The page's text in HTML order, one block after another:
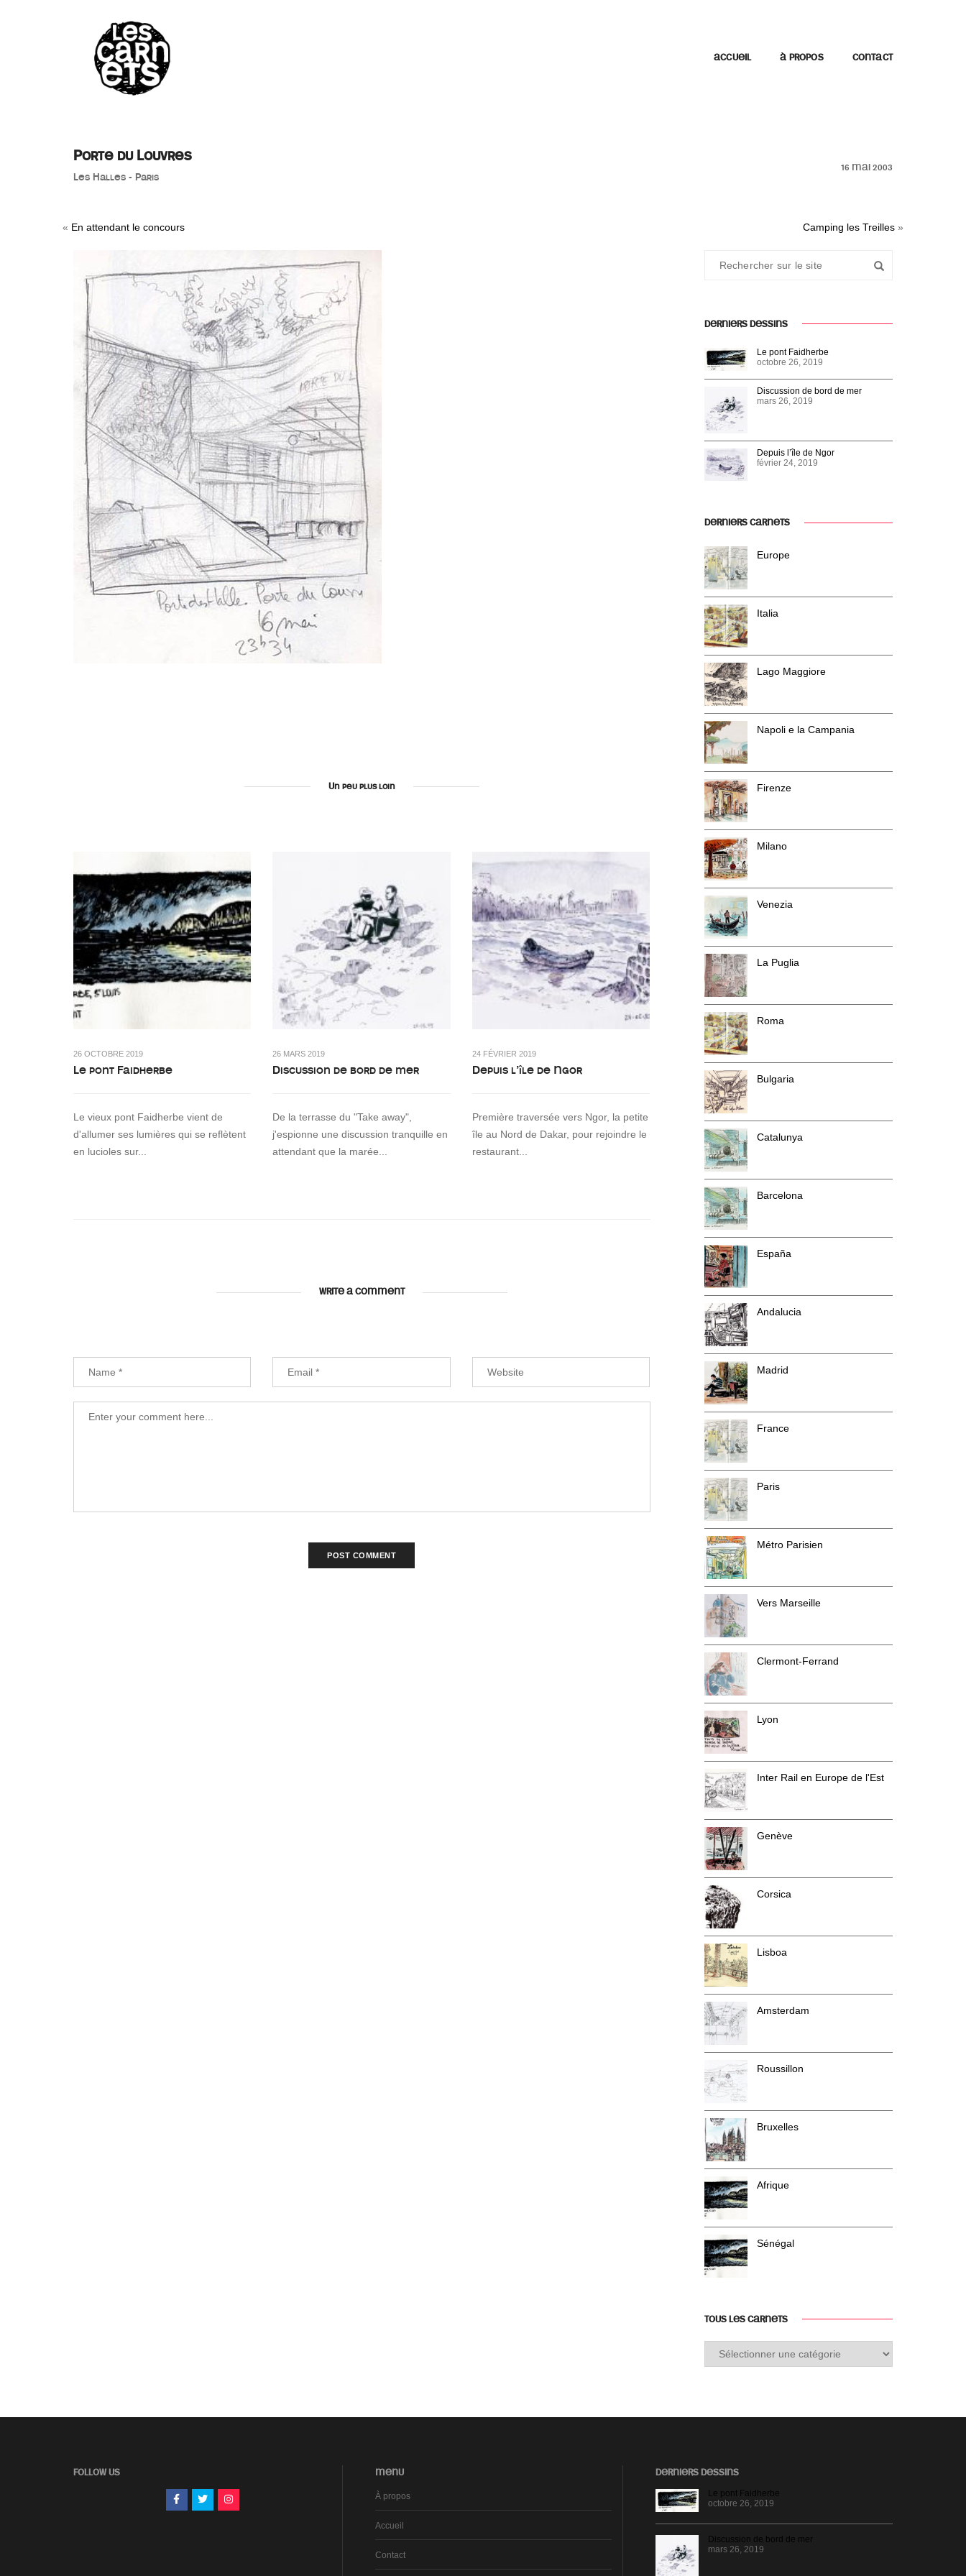
ACCUEIL À PROPOS CONTACT
Porte du Louvres
Les Halles - Paris
16 MAI 2003
« En attendant le concours Camping les Treilles »
Un peu plus loin
26 OCTOBRE 2019
Le pont Faidherbe
Le vieux pont Faidherbe vient de
d'allumer ses lumières qui se reflètent
en lucioles sur...
26 MARS 2019
Discussion de bord de mer
De la terrasse du "Take away",
j'espionne une discussion tranquille en
attendant que la marée...
24 FÉVRIER 2019
Depuis l’île de Ngor
Première traversée vers Ngor, la petite
île au Nord de Dakar, pour rejoindre le
restaurant...
WRITE A COMMENT
DERNIERS DESSINS
Le pont Faidherbe
octobre 26, 2019
Discussion de bord de mer
mars 26, 2019
Depuis l’île de Ngor
février 24, 2019
DERNIERS CARNETS
Europe
Italia
Lago Maggiore
Napoli e la Campania
Firenze
Milano
Venezia
La Puglia
Roma
Bulgaria
Catalunya
Barcelona
España
Andalucia
Madrid
France
Paris
Métro Parisien
Vers Marseille
Clermont-Ferrand
Lyon
Inter Rail en Europe de l'Est
Genève
Corsica
Lisboa
Amsterdam
Roussillon
Bruxelles
Afrique
Sénégal
TOUS LES CARNETS
Tous
les
FOLLOW US MENU
À propos
Accueil
Contact
DERNIERS DESSINS
Le pont Faidherbe
octobre 26, 2019
Discussion de bord de mer
mars 26, 2019